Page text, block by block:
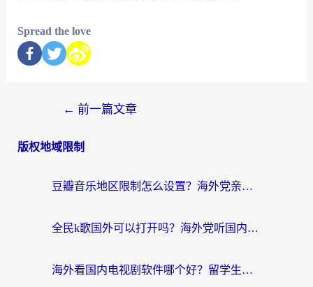
Spread the love
← 前一篇文章
版权地域限制
豆瓣音乐地区限制怎么设置？海外党亲测有效的回国加速方案来了
全民k歌国外可以打开吗？海外党听国内音乐听书的实用指南
海外看国内电视剧软件哪个好？留学生亲测有效的追剧加速方案